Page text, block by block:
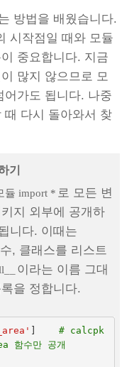
방법을 배웠습니다.
시작점일 때와 모듈
중요합니다. 지금
많지 않으므로 모
어가도 됩니다. 나중
때 다시 돌아와서 찾
기
듈 import * 로 모든 변
지 외부에 공개하
니다. 이때는
, 클래스를 리스트
이라는 이름 그대
을 정합니다.
# calcpk
함수만 공개